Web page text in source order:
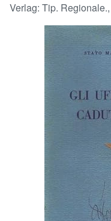
Sammlungen
Antiquarische Bücher
Kunst & Sammlerstücke
Verkäufer
Verkäufer werden
Verlag: Tip.